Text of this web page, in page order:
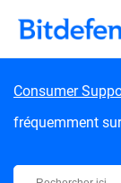
Consumer
fréquemment
Centre d'Assistance